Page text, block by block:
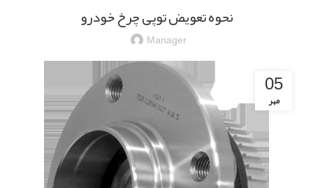
نحوه تعویض توپی چرخ خودرو
Manager
05
مهر